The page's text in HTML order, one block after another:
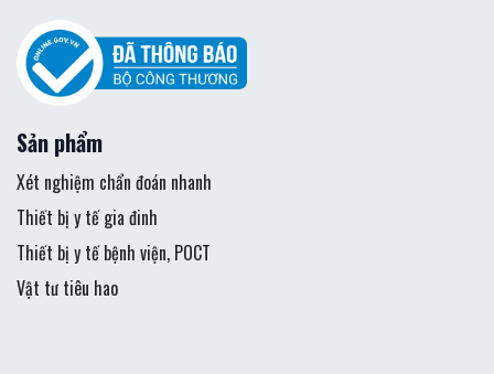
Sản phẩm
Xét nghiệm chẩn đoán nhanh
Thiết bị y tế gia đinh
Thiết bị y tế bệnh viện, POCT
Vật tư tiêu hao